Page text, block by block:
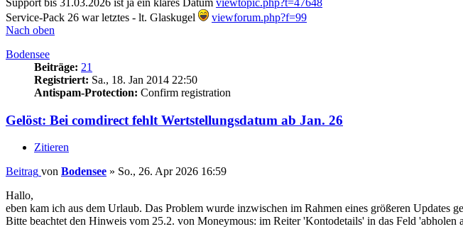
Support bis 31.03.2026 ist ja ein klares Datum viewtopic.php?t=47648
Service-Pack 26 war letztes - lt. Glaskugel
viewforum.php?f=99
Nach oben
Bodensee
Beiträge: 21
Registriert: Sa., 18. Jan 2014 22:50
Antispam-Protection: Confirm registration
Gelöst: Bei comdirect fehlt Wertstellungsdatum ab Jan. 26
Zitieren
Beitrag von Bodensee » So., 26. Apr 2026 16:59
Hallo,
eben kam ich aus dem Urlaub. Das Problem wurde inzwischen im Rahmen eines größeren Updates
Bitte beachtet den Hinweis vom 25.2. von Moneymous: im Reiter 'Kontodetails' in das Feld 'abholen